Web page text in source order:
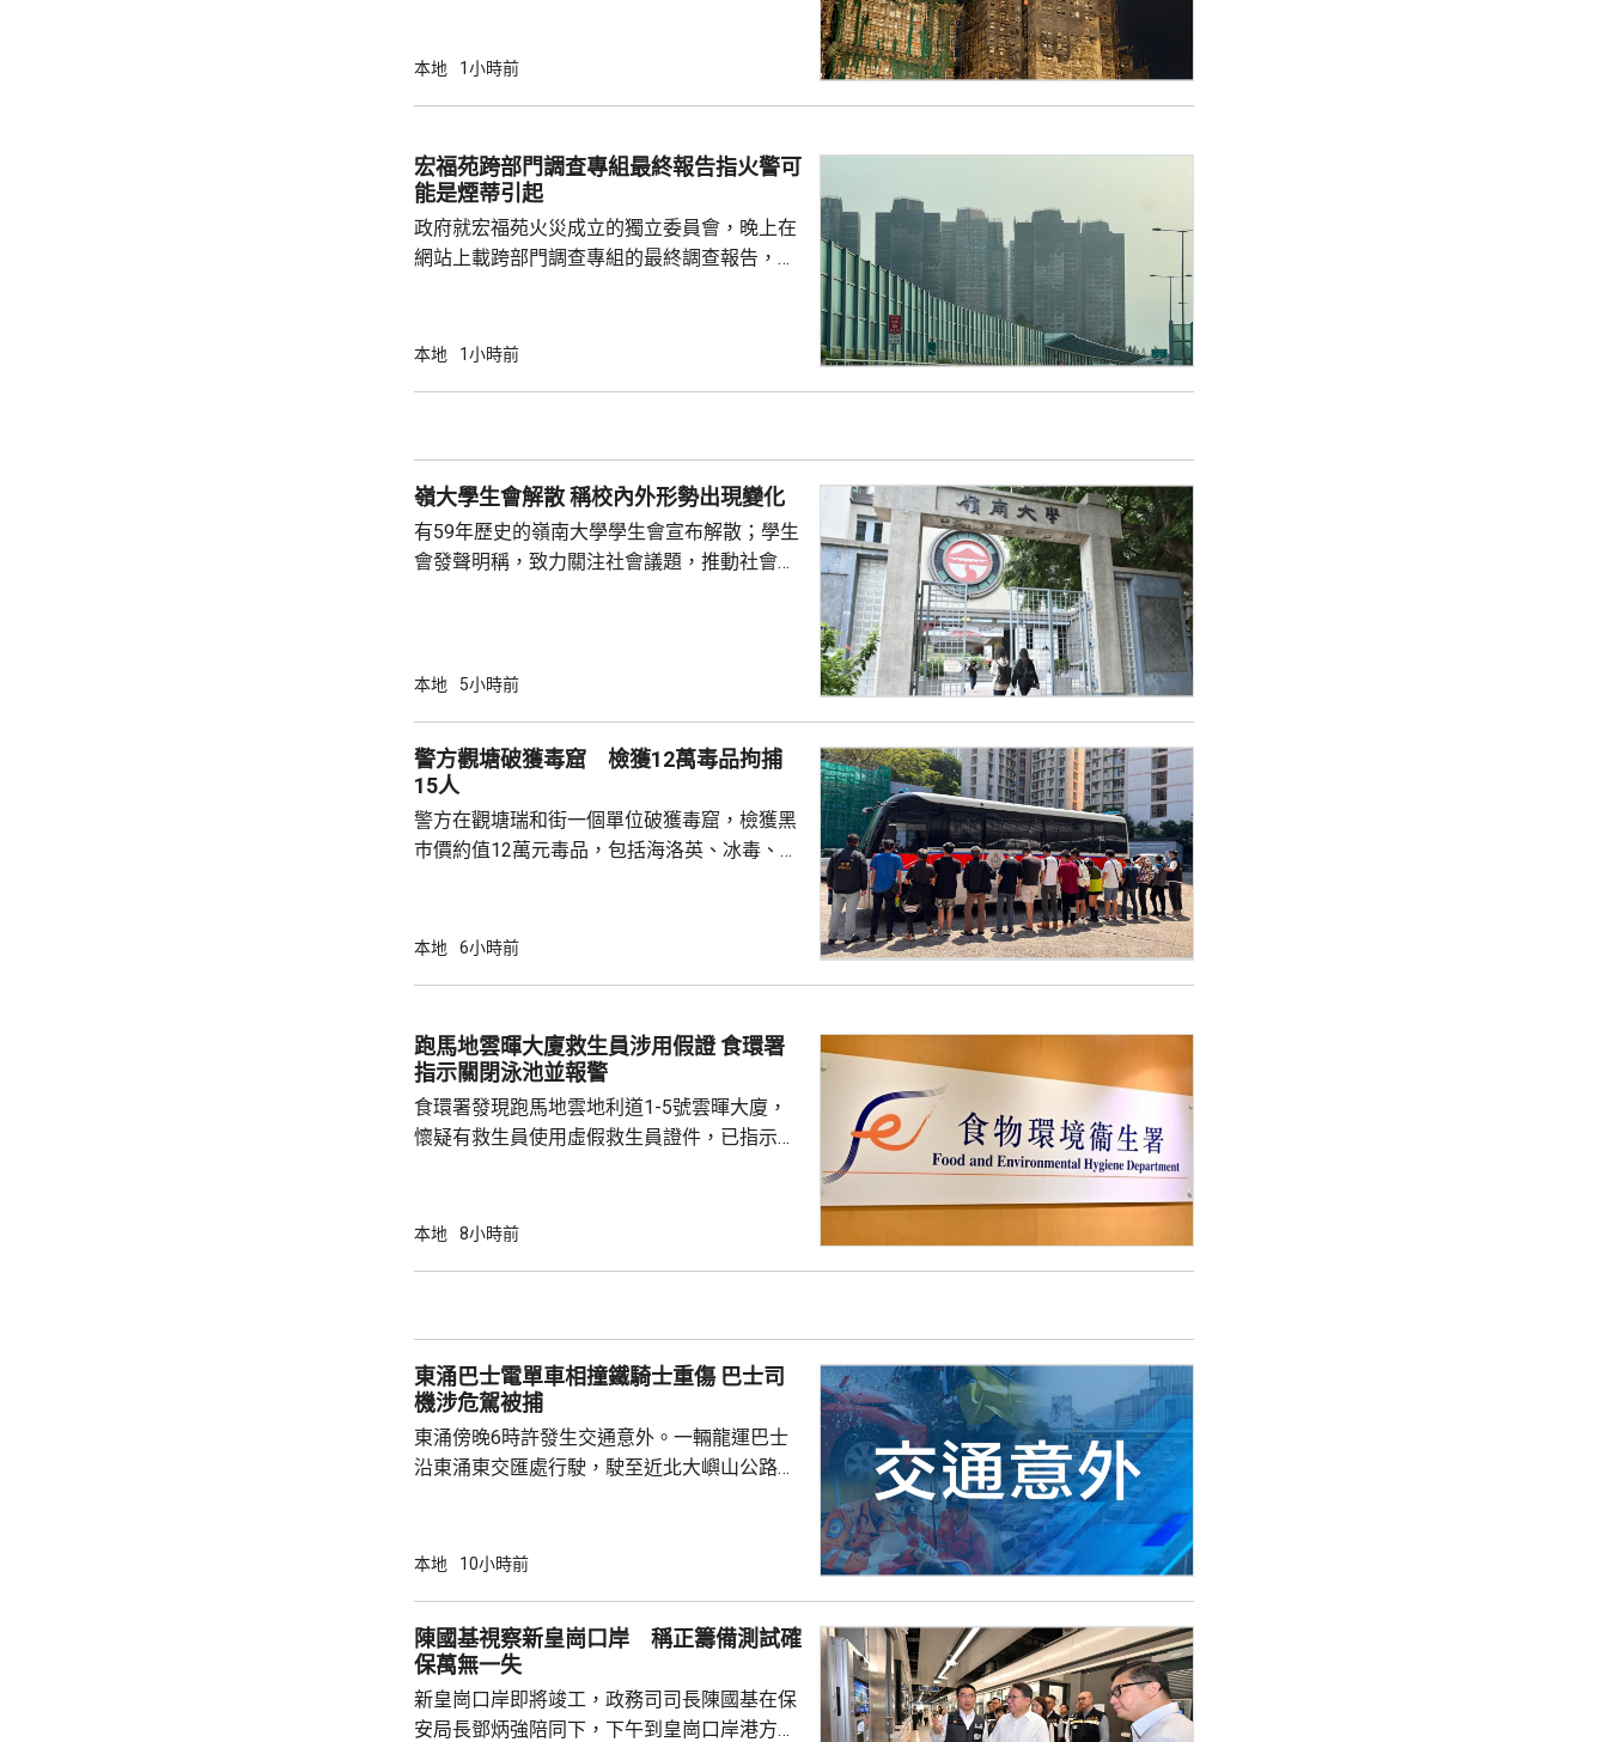
會自行熄滅，從而避免火勢蔓延，受波及的建
延。 試驗顯示，發泡膠板導致廚房窗失效，廚
房內部溫度升至攝氏340至370度。沒有使用
本地 1小時前
宏福苑跨部門調查專組最終報告指火警可
能是煙蒂引起
政府就宏福苑火災成立的獨立委員會，晚上在
網站上載跨部門調查專組的最終調查報告，指
高達2米，包括安全網，以及遮蓋窗戶的發泡
火地點的可燃物料。現場並發現兩個煙蒂。 受
火勢蔓延影響，宏福苑共有924個...
本地 1小時前
嶺大學生會解散 稱校內外形勢出現變化
有59年歷史的嶺南大學學生會宣布解散；學生
會發聲明稱，致力關注社會議題，推動社會進
承認學生會，導致學生會無法在校內提供服
拒絕租借，發放刊物時亦遭校方沒收，形容學
生會完全失去運作空間。 對於近年多間院校學
生會相繼解散，他認為是學界以至...
本地 5小時前
警方觀塘破獲毒窟 檢獲12萬毒品拘捕
15人
警方在觀塘瑞和街一個單位破獲毒窟，檢獲黑
巿價約值12萬元毒品，包括海洛英、冰毒、含
營毒窟及販運危險藥物，另外13男1女，年齡
本地 6小時前
跑馬地雲暉大廈救生員涉用假證 食環署
指示關閉泳池並報警
食環署發現跑馬地雲地利道1-5號雲暉大廈，
懷疑有救生員使用虛假救生員證件，已指示泳
資料，今日收到核實結果，發現一名昨日在屋
泳池持牌人提出檢控。 食環署表示，今年至頭
上月底，對逾1400個持牌私人...
本地 8小時前
東涌巴士電單車相撞鐵騎士重傷 巴士司
機涉危駕被捕
東涌傍晚6時許發生交通意外。一輛龍運巴士
沿東涌東交匯處行駛，駛至近北大嶼山公路出
體多處受傷，昏迷送往北大嶼山醫院治理。
往沙田的路線E42巴士，已即時暫停涉事車長
駕駛職務，派員到醫院慰問傷者，並會配合警
方調查事故原因。
本地 10小時前
陳國基視察新皇崗口岸 稱正籌備測試確
保萬無一失
新皇崗口岸即將竣工，政務司司長陳國基在保
安局長鄧炳強陪同下，下午到皇崗口岸港方口